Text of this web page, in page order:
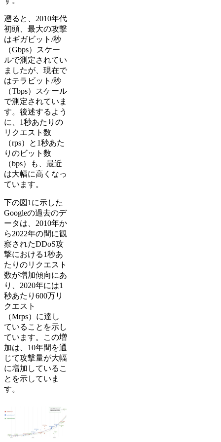
遡ると、2010年代
初頭、最大の攻撃
はギガビット/秒
（Gbps）スケー
ルで測定されてい
ましたが、現在で
はテラビット/秒
（Tbps）スケール
で測定されていま
す。後述するよう
に、1秒あたりの
リクエスト数
（rps）と1秒あた
りのビット数
（bps）も、最近
は大幅に高くなっ
ています。
下の図1に示した
Googleの過去のデ
ータは、2010年か
ら2022年の間に観
察されたDDoS攻
撃における1秒あ
たりのリクエスト
数が増加傾向にあ
り、2020年には1
秒あたり600万リ
クエスト
（Mrps）に達し
ていることを示し
ています。この増
加は、10年間を通
じて攻撃量が大幅
に増加しているこ
とを示していま
す。